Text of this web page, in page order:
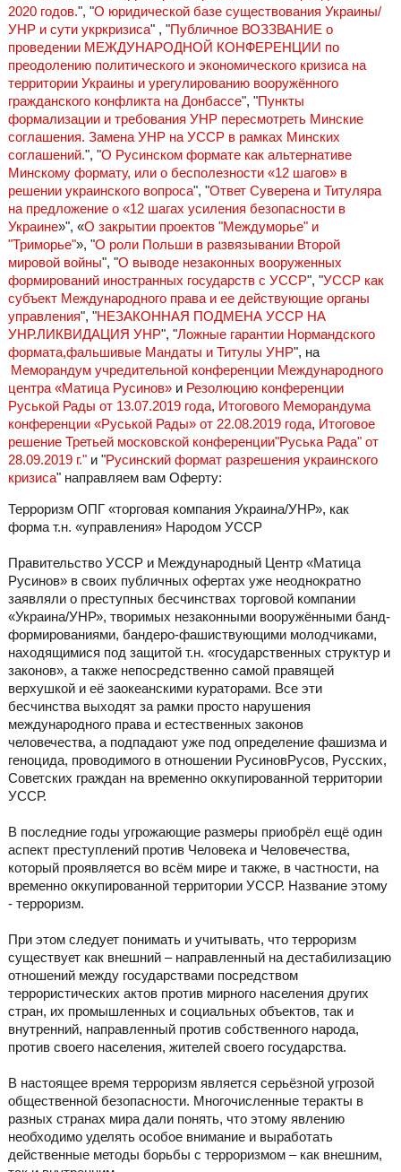
2020 годов.", "О юридической базе существования Украины/
УНР и сути укркризиса" , "Публичное ВОЗЗВАНИЕ о
проведении МЕЖДУНАРОДНОЙ КОНФЕРЕНЦИИ по
преодолению политического и экономического кризиса на
территории Украины и урегулированию вооружённого
гражданского конфликта на Донбассе", "Пункты
формализации и требования УНР пересмотреть Минские
соглашения. Замена УНР на УССР в рамках Минских
соглашений.", "О Русинском формате как альтернативе
Минскому формату, или о бесполезности «12 шагов» в
решении украинского вопроса", "Ответ Суверена и Титуляра
на предложение о «12 шагах усиления безопасности в
Украине»", «О закрытии проектов "Междуморье" и
"Триморье"», "О роли Польши в развязывании Второй
мировой войны", "О выводе незаконных вооруженных
формирований иностранных государств с УССР", "УССР как
субъект Международного права и ее действующие органы
управления", "НЕЗАКОННАЯ ПОДМЕНА УССР НА
УНР.ЛИКВИДАЦИЯ УНР", "Ложные гарантии Нормандского
формата,фальшивые Мандаты и Титулы УНР", на
Меморандум учредительной конференции Международного
центра «Матица Русинов»и Резолюцию конференции
Руськой Рады от 13.07.2019 года, Итогового Меморандума
конференции «Руськой Рады» от 22.08.2019 года, Итоговое
решение Третьей московской конференции"Руська Рада" от
28.09.2019 г."и "Русинский формат разрешения украинского
кризиса" направляем вам Оферту:
Терроризм ОПГ «торговая компания Украина/УНР», как
форма т.н. «управления» Народом УССР
Правительство УССР и Международный Центр «Матица
Русинов» в своих публичных офертах уже неоднократно
заявляли о преступных бесчинствах торговой компании
«Украина/УНР», творимых незаконными вооружёнными банд-
формированиями, бандеро-фашиствующими молодчиками,
находящимися под защитой т.н. «государственных структур и
законов», а также непосредственно самой правящей
верхушкой и её заокеанскими кураторами. Все эти
бесчинства выходят за рамки просто нарушения
международного права и естественных законов
человечества, а подпадают уже под определение фашизма и
геноцида, проводимого в отношении РусиновРусов, Русских,
Советских граждан на временно оккупированной территории
УССР.
В последние годы угрожающие размеры приобрёл ещё один
аспект преступлений против Человека и Человечества,
который проявляется во всём мире и также, в частности, на
временно оккупированной территории УССР. Название этому
- терроризм.
При этом следует понимать и учитывать, что терроризм
существует как внешний – направленный на дестабилизацию
отношений между государствами посредством
террористических актов против мирного населения других
стран, их промышленных и социальных объектов, так и
внутренний, направленный против собственного народа,
против своего населения, жителей своего государства.
В настоящее время терроризм является серьёзной угрозой
общественной безопасности. Многочисленные теракты в
разных странах мира дали понять, что этому явлению
необходимо уделять особое внимание и выработать
действенные методы борьбы с терроризмом – как внешним,